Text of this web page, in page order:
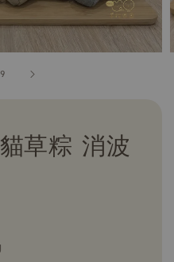
9
草粽 消波